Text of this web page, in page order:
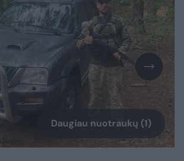
Daugiau nuotraukų (1)